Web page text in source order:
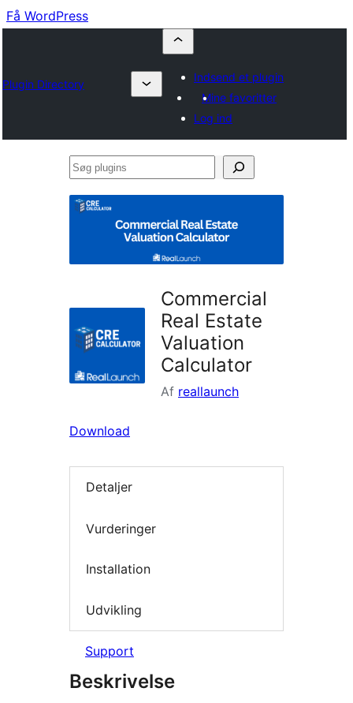
Få WordPress
Plugin Directory
Indsend et plugin
Mine favoritter
Log ind
Søg
Commercial
Real Estate
Valuation
Calculator
Af reallaunch
Download
Detaljer
Vurderinger
Installation
Udvikling
Support
Beskrivelse